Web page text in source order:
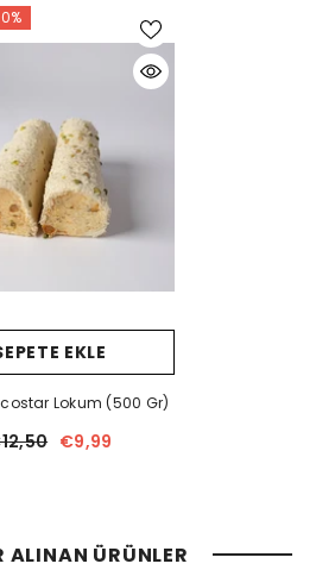
EKLE
Lokum (500 Gr)
€9,99
ALINAN ÜRÜNLER